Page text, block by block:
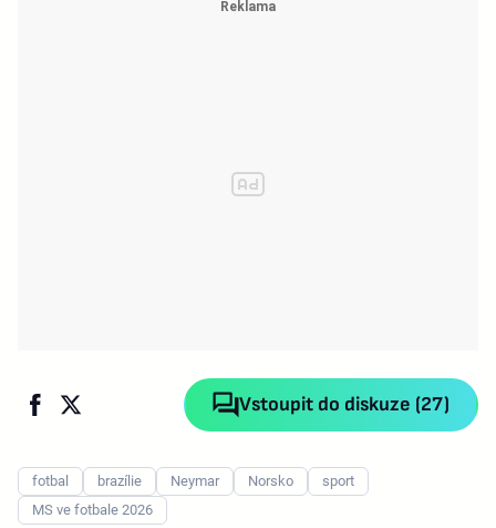
Vstoupit do diskuze (27)
fotbal brazílie Neymar Norsko
sport
MS ve fotbale 2026